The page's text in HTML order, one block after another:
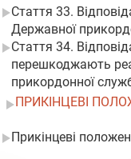
Стаття 33.
Державної
Стаття 34.
перешкоджають
прикордонної
ПРИКІНЦЕВІ
Прикінцеві